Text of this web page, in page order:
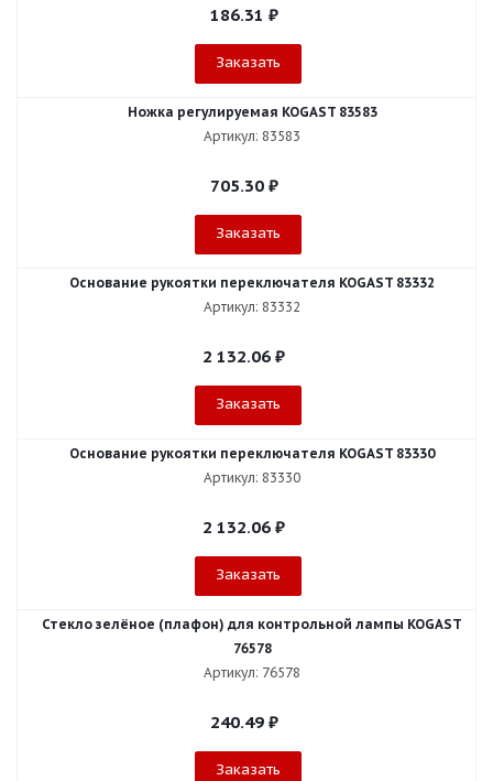
186.31 ₽
Заказать
Ножка регулируемая KOGAST 83583
Артикул: 83583
705.30₽
Заказать
Основание рукоятки переключателя KOGAST 83332
Артикул: 83332
2 132.06 ₽
Заказать
Основание рукоятки переключателя KOGAST 83330
Артикул: 83330
2 132.06 ₽
Заказать
Стекло зелёное (плафон) для контрольной лампы KOGAST
76578
Артикул: 76578
240.49₽
Заказать